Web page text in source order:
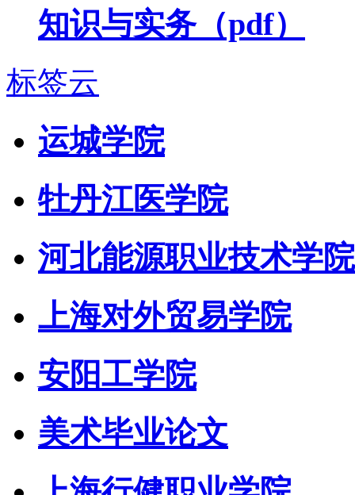
知识与实务（pdf）
标签云
运城学院
牡丹江医学院
河北能源职业技术学院
上海对外贸易学院
安阳工学院
美术毕业论文